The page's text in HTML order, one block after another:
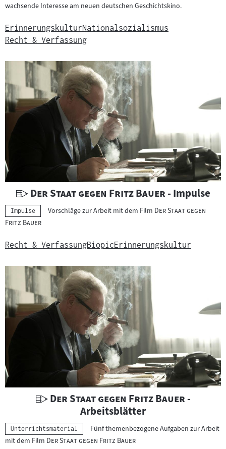
wachsende Interesse am neuen deutschen Geschichtskino.
ErinnerungskulturNationalsozialismus
Recht & Verfassung
U
n
t
r
i
c
h
t
s
l
:
"
Der Staat gegen Fritz Bauer"- Impulse
Kategorie:
Impulse Vorschläge zur Arbeit mit dem Film "Der Staat gegen
Fritz Bauer"
Recht & VerfassungBiopicErinnerungskultur
U
t
e
"
Der Staat gegen Fritz Bauer"-
Arbeitsblätter
Kategorie:
Unterrichtsmaterial
Fünf themenbezogene Aufgaben zur Arbeit
mit dem Film "Der Staat gegen Fritz Bauer"